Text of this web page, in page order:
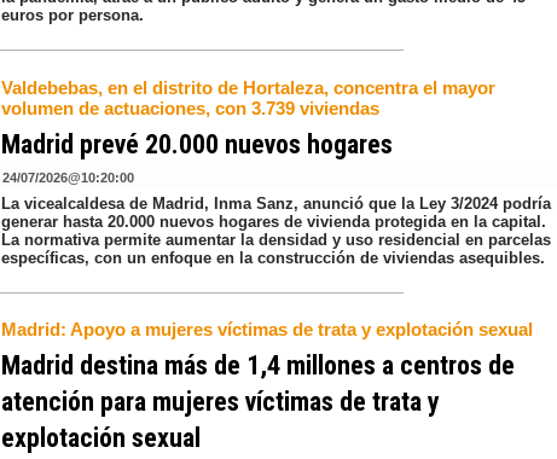
euros por persona.
Valdebebas, en el distrito de Hortaleza, concentra el mayor
volumen de actuaciones, con 3.739 viviendas
Madrid prevé 20.000 nuevos hogares
24/07/2026@10:20:00
La vicealcaldesa de Madrid, Inma Sanz, anunció que la Ley 3/2024 podría
generar hasta 20.000 nuevos hogares de vivienda protegida en la capital.
La normativa permite aumentar la densidad y uso residencial en parcelas
específicas, con un enfoque en la construcción de viviendas asequibles.
Madrid: Apoyo a mujeres víctimas de trata y explotación sexual
Madrid destina más de 1,4 millones a centros de
atención para mujeres víctimas de trata y
explotación sexual